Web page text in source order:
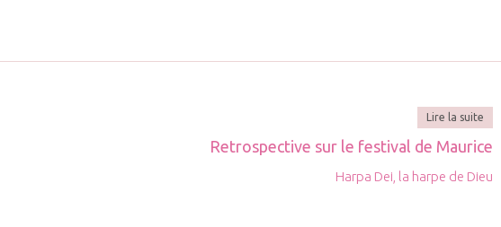
Lire la suite
Retrospective sur le festival de Maurice
Harpa Dei, la harpe de Dieu